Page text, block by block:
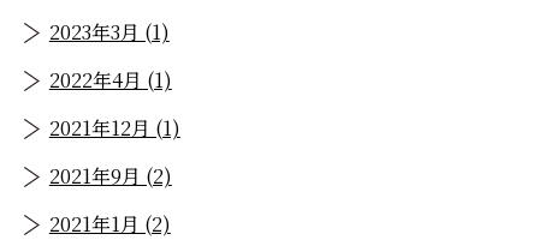
2023年3月 (1)
2022年4月 (1)
2021年12月 (1)
2021年9月 (2)
2021年1月 (2)